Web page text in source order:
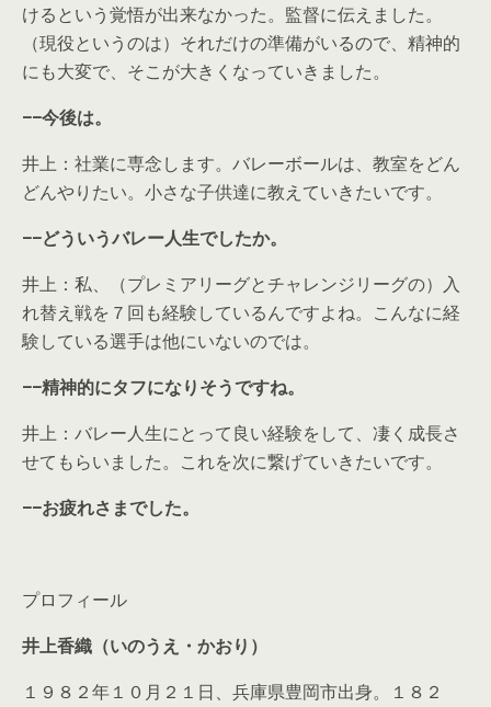
けるという覚悟が出来なかった。監督に伝えました。
（現役というのは）それだけの準備がいるので、精神的
にも大変で、そこが大きくなっていきました。
−−今後は。
井上：社業に専念します。バレーボールは、教室をどん
どんやりたい。小さな子供達に教えていきたいです。
−−どういうバレー人生でしたか。
井上：私、（プレミアリーグとチャレンジリーグの）入
れ替え戦を７回も経験しているんですよね。こんなに経
験している選手は他にいないのでは。
−−精神的にタフになりそうですね。
井上：バレー人生にとって良い経験をして、凄く成長さ
せてもらいました。これを次に繋げていきたいです。
−−お疲れさまでした。
プロフィール
井上香織（いのうえ・かおり）
１９８２年１０月２１日、兵庫県豊岡市出身。１８２